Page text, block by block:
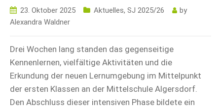
23. Oktober 2025 Aktuelles, SJ 2025/26
by
Alexandra Waldner
Drei Wochen lang standen das gegenseitige
Kennenlernen, vielfältige Aktivitäten und die
Erkundung der neuen Lernumgebung im Mittelpunkt
der ersten Klassen an der Mittelschule Algersdorf.
Den Abschluss dieser intensiven Phase bildete ein